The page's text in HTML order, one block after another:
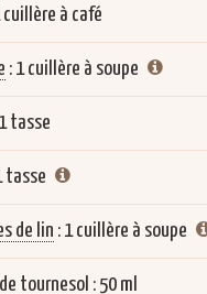
cuillère à café
: 1 cuillère à soupe
1 tasse
tasse
de lin : 1 cuillère à soupe
tournesol : 50 ml